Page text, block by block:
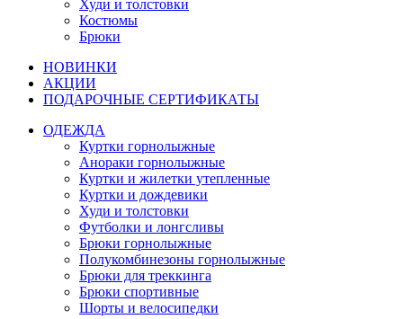
Худи и толстовки
Костюмы
Брюки
НОВИНКИ
АКЦИИ
ПОДАРОЧНЫЕ СЕРТИФИКАТЫ
ОДЕЖДА
Куртки горнолыжные
Анораки горнолыжные
Куртки и жилетки утепленные
Куртки и дождевики
Худи и толстовки
Футболки и лонгсливы
Брюки горнолыжные
Полукомбинезоны горнолыжные
Брюки для треккинга
Брюки спортивные
Шорты и велосипедки